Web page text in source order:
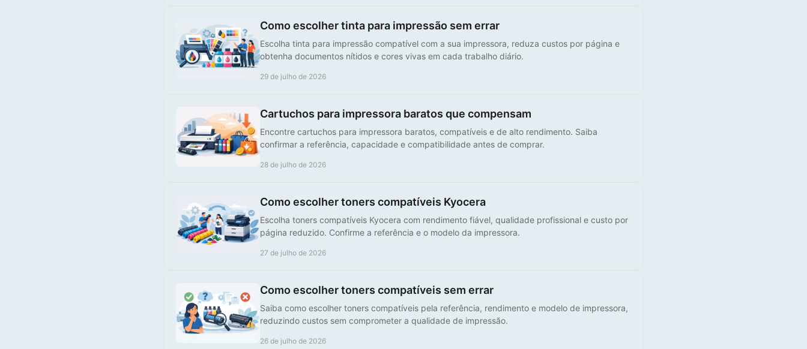
Como escolher tinta para impressão sem errar
Escolha tinta para impressão compatível com a sua impressora, reduza custos por página e
obtenha documentos nítidos e cores vivas em cada trabalho diário.
29 de julho de 2026
Cartuchos para impressora baratos que compensam
Encontre cartuchos para impressora baratos, compatíveis e de alto rendimento. Saiba
confirmar a referência, capacidade e compatibilidade antes de comprar.
28 de julho de 2026
Como escolher toners compatíveis Kyocera
Escolha toners compatíveis Kyocera com rendimento fiável, qualidade profissional e custo por
página reduzido. Confirme a referência e o modelo da impressora.
27 de julho de 2026
Como escolher toners compatíveis sem errar
Saiba como escolher toners compatíveis pela referência, rendimento e modelo de impressora,
reduzindo custos sem comprometer a qualidade de impressão.
26 de julho de 2026